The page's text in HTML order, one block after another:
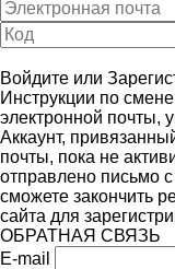
Войдите или
Инструкции по
электронной почты,
Аккаунт,
почты, пока не
отправлено письмо
сможете закончить
сайта для
ОБРАТНАЯ СВЯЗЬ
E-mail